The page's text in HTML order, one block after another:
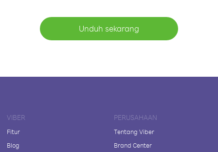
Unduh sekarang
VIBER
Fitur
Blog
PERUSAHAAN
Tentang Viber
Brand Center